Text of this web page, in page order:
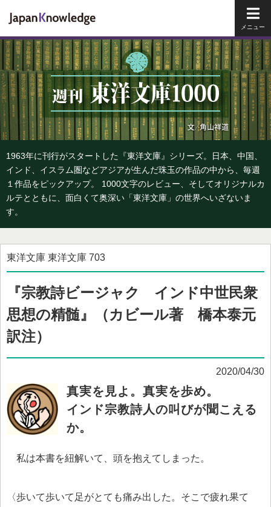
1963年に刊行がスタートした『東洋文庫』シリーズ。日本、中国、
インド、イスラム圏などアジアが生んだ珠玉の作品の中から、毎週
１作品をピックアップ。 1000文字のレビュー、そしてオリジナルカ
ルテとともに、面白くて奥深い「東洋文庫」の世界へいざないま
す。
東洋文庫 東洋文庫 703
『宗教詩ビージャク インド中世民衆
思想の精髄』（カビール著 橋本泰元
訳注）
2020/04/30
真実を見よ。真実を歩め。
インド宗教詩人の叫びが聞こえる
か。
私は本書を紐解いて、頭を抱えてしまった。
〈歩いて歩いて足がとても痛み出した。そこで疲れ果て